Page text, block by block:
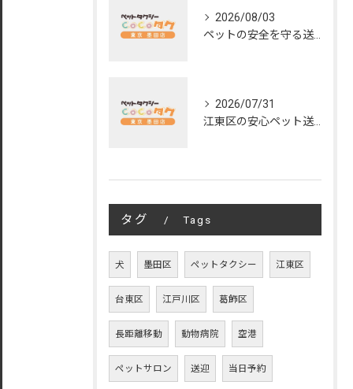
2026/08/03
2026/07/31
タグ Tags
犬 墨田区 ペットタクシー 江東区
台東区 江戸川区 葛飾区
長距離移動 動物病院 空港
ペットサロン 送迎 当日予約